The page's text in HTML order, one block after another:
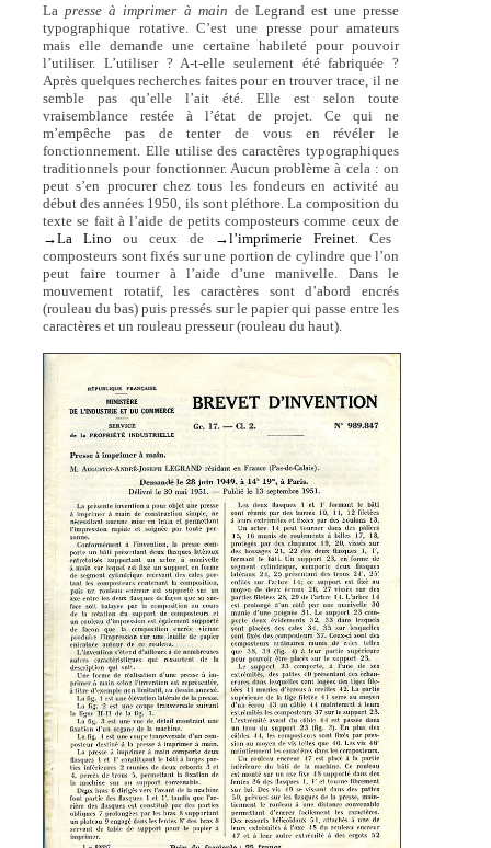
Lapresse à imprimer à main de Legrand est une presse
typographique rotative. C’est une presse pour amateurs
mais elle demande une certaine habileté pour pouvoir
l’utiliser. L’utiliser ? A-t-elle seulement été fabriquée ?
Après quelques recherches faites pour en trouver trace, il ne
semble pas qu’elle l’ait été. Elle est selon toute
vraisemblance restée à l’état de projet. Ce qui ne
m’empêche pas de tenter de vous en révéler le
fonctionnement. Elle utilise des caractères typographiques
traditionnels pour fonctionner. Aucun problème à cela : on
peut s’en procurer chez tous les fondeurs en activité au
début des années 1950, ils sont pléthore. La composition du
texte se fait à l’aide de petits composteurs comme ceux de
→La Lino ou ceux de→l’imprimerie Freinet. Ces
composteurs sont fixés sur une portion de cylindre que l’on
peut faire tourner à l’aide d’une manivelle. Dans le
mouvement rotatif, les caractères sont d’abord encrés
(rouleau du bas) puis pressés sur le papier qui passe entre les
caractères et un rouleau presseur (rouleau du haut).